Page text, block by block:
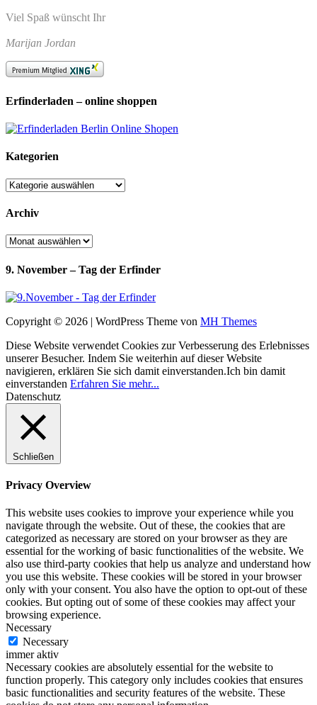
Viel Spaß wünscht Ihr
Marijan Jordan
Erfinderladen – online shoppen
Kategorien
Kategorien
Archiv
Archiv
9. November – Tag der Erfinder
Copyright © 2026 | WordPress Theme von MH Themes
Diese Website verwendet Cookies zur Verbesserung des Erlebnisses
unserer Besucher. Indem Sie weiterhin auf dieser Website
navigieren, erklären Sie sich damit einverstanden.Ich bin damit
einverstanden Erfahren Sie mehr...
Datenschutz
Schließen
Privacy Overview
This website uses cookies to improve your experience while you
navigate through the website. Out of these, the cookies that are
categorized as necessary are stored on your browser as they are
essential for the working of basic functionalities of the website. We
also use third-party cookies that help us analyze and understand how
you use this website. These cookies will be stored in your browser
only with your consent. You also have the option to opt-out of these
cookies. But opting out of some of these cookies may affect your
browsing experience.
Necessary
Necessary
immer aktiv
Necessary cookies are absolutely essential for the website to
function properly. This category only includes cookies that ensures
basic functionalities and security features of the website. These